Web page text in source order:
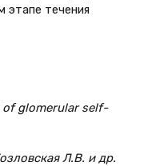
этапе течения
of glomerular self-
Л.В. и др.